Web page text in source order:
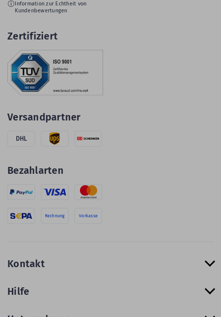
Information zur Echtheit von
Kundenbewertungen
Zertifiziert
Versandpartner
DHL
Bezahlarten
Rechnung Vorkasse
Kontakt
Hilfe